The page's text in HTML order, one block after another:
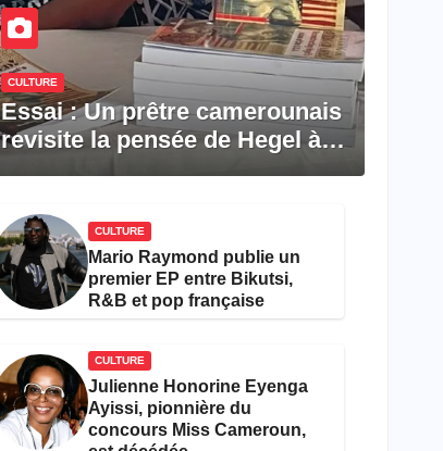
CULTURE
Essai : Un prêtre camerounais
revisite la pensée de Hegel à
CULTURE
Mario Raymond publie un
premier EP entre Bikutsi,
R&B et pop française
CULTURE
Julienne Honorine Eyenga
Ayissi, pionnière du
concours Miss Cameroun,